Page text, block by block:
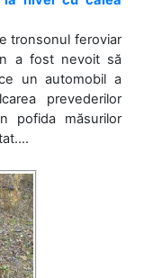
tronsonul feroviar
a fost nevoit să
un automobil a
prevederilor
pofida măsurilor